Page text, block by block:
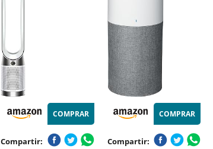
COMPRAR
Compartir:
COMPRAR
Compartir: